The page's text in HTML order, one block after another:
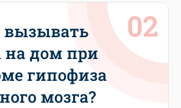
вызывать
на дом при
гипофиза
мозга?